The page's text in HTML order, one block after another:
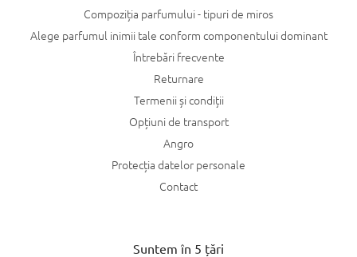
Compoziția parfumului - tipuri de miros
Alege parfumul inimii tale conform componentului dominant
Întrebări frecvente
Returnare
Termenii și condiții
Opțiuni de transport
Angro
Protecția datelor personale
Contact
Suntem în 5 țări